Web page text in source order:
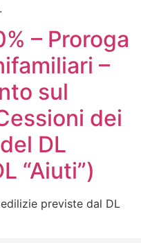
– Proroga
–
sul
dei
DL
“Aiuti”)
previste dal DL